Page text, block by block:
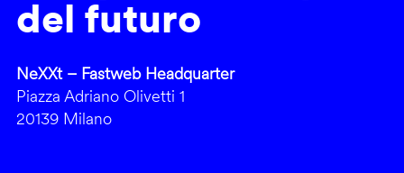
del futuro
NeXXt – Fastweb Headquarter
Piazza Adriano Olivetti 1
20139 Milano